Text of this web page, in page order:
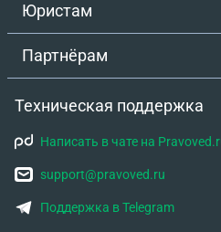
Юристам
Партнёрам
Техническая поддержка
Написать в чате на
support@pravoved.ru
Поддержка в Telegram